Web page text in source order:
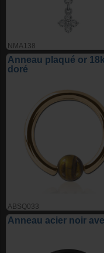
NMA138
Anneau plaqué or
doré
ABSQ033
Anneau acier noir